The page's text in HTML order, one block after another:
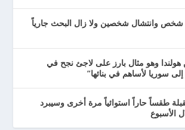
وانتشال شخصين ولا زال البحث جارياً
وهو مثال بارز على لاجئ نجح في
سوريا لأساهم في بنائها”
طقساً حاراً استوائياً مرة أخرى وسيبرد
الأسبوع